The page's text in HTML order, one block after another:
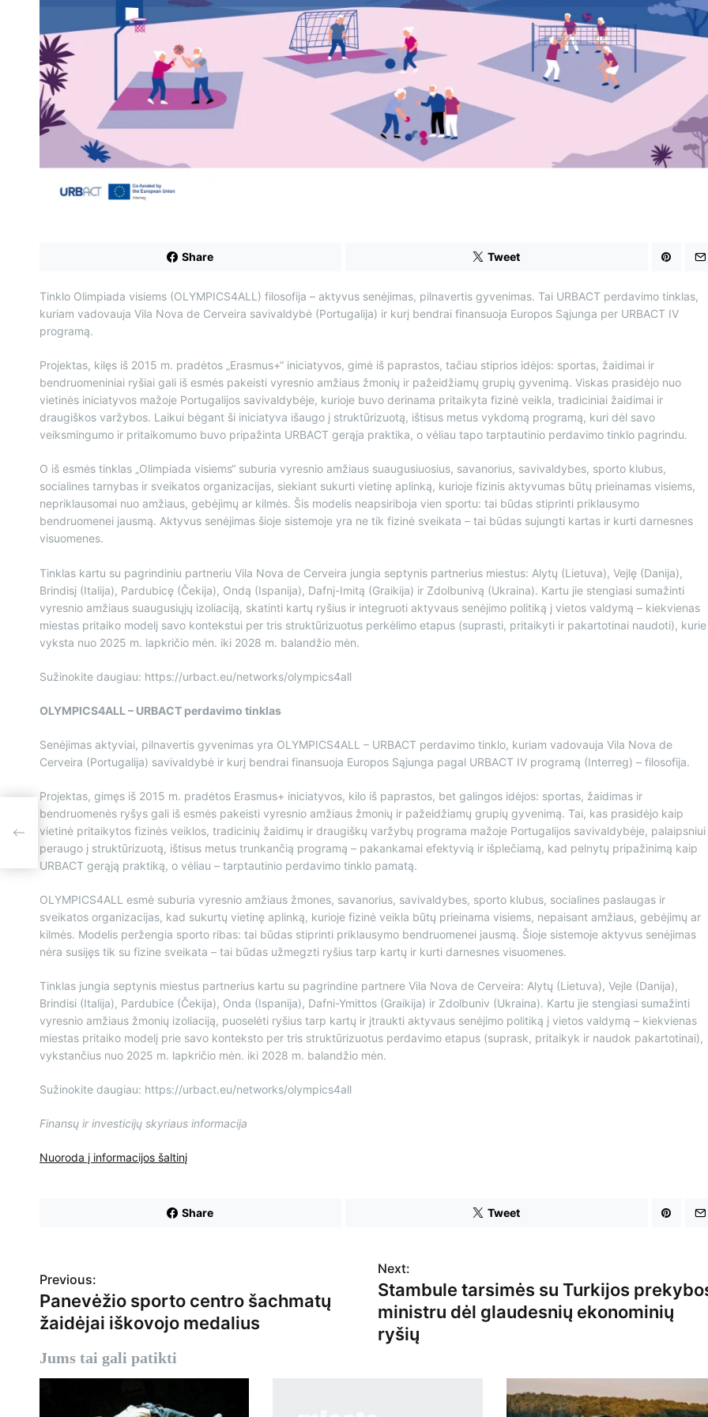
d
t
i
e
Share Tweet
Tinklo Olimpiada visiems (OLYMPICS4ALL) filosofija – aktyvus senėjimas, pilnavertis gyvenimas. Tai URBACT perdavimo tinklas,
kuriam vadovauja Vila Nova de Cerveira savivaldybė (Portugalija) ir kurį bendrai finansuoja Europos Sąjunga per URBACT IV
programą.
Projektas, kilęs iš 2015 m. pradėtos „Erasmus+“ iniciatyvos, gimė iš paprastos, tačiau stiprios idėjos: sportas, žaidimai ir
bendruomeniniai ryšiai gali iš esmės pakeisti vyresnio amžiaus žmonių ir pažeidžiamų grupių gyvenimą. Viskas prasidėjo nuo
vietinės iniciatyvos mažoje Portugalijos savivaldybėje, kurioje buvo derinama pritaikyta fizinė veikla, tradiciniai žaidimai ir
draugiškos varžybos. Laikui bėgant ši iniciatyva išaugo į struktūrizuotą, ištisus metus vykdomą programą, kuri dėl savo
veiksmingumo ir pritaikomumo buvo pripažinta URBACT gerąja praktika, o vėliau tapo tarptautinio perdavimo tinklo pagrindu.
O iš esmės tinklas „Olimpiada visiems“ suburia vyresnio amžiaus suaugusiuosius, savanorius, savivaldybes, sporto klubus,
socialines tarnybas ir sveikatos organizacijas, siekiant sukurti vietinę aplinką, kurioje fizinis aktyvumas būtų prieinamas visiems,
nepriklausomai nuo amžiaus, gebėjimų ar kilmės. Šis modelis neapsiriboja vien sportu: tai būdas stiprinti priklausymo
bendruomenei jausmą. Aktyvus senėjimas šioje sistemoje yra ne tik fizinė sveikata – tai būdas sujungti kartas ir kurti darnesnes
visuomenes.
Tinklas kartu su pagrindiniu partneriu Vila Nova de Cerveira jungia septynis partnerius miestus: Alytų (Lietuva), Vejlę (Danija),
Brindisį (Italija), Pardubicę (Čekija), Ondą (Ispanija), Dafnį-Imitą (Graikija) ir Zdolbunivą (Ukraina). Kartu jie stengiasi sumažinti
vyresnio amžiaus suaugusiųjų izoliaciją, skatinti kartų ryšius ir integruoti aktyvaus senėjimo politiką į vietos valdymą – kiekvienas
miestas pritaiko modelį savo kontekstui per tris struktūrizuotus perkėlimo etapus (suprasti, pritaikyti ir pakartotinai naudoti), kurie
vyksta nuo 2025 m. lapkričio mėn. iki 2028 m. balandžio mėn.
Sužinokite daugiau: https://urbact.eu/networks/olympics4all
OLYMPICS4ALL – URBACT perdavimo tinklas
Senėjimas aktyviai, pilnavertis gyvenimas yra OLYMPICS4ALL – URBACT perdavimo tinklo, kuriam vadovauja Vila Nova de
Cerveira (Portugalija) savivaldybė ir kurį bendrai finansuoja Europos Sąjunga pagal URBACT IV programą (Interreg) – filosofija.
Projektas, gimęs iš 2015 m. pradėtos Erasmus+ iniciatyvos, kilo iš paprastos, bet galingos idėjos: sportas, žaidimas ir
bendruomenės ryšys gali iš esmės pakeisti vyresnio amžiaus žmonių ir pažeidžiamų grupių gyvenimą. Tai, kas prasidėjo kaip
vietinė pritaikytos fizinės veiklos, tradicinių žaidimų ir draugiškų varžybų programa mažoje Portugalijos savivaldybėje, palaipsniui
peraugo į struktūrizuotą, ištisus metus trunkančią programą – pakankamai efektyvią ir išplečiamą, kad pelnytų pripažinimą kaip
URBACT gerąją praktiką, o vėliau – tarptautinio perdavimo tinklo pamatą.
OLYMPICS4ALL esmė suburia vyresnio amžiaus žmones, savanorius, savivaldybes, sporto klubus, socialines paslaugas ir
sveikatos organizacijas, kad sukurtų vietinę aplinką, kurioje fizinė veikla būtų prieinama visiems, nepaisant amžiaus, gebėjimų ar
kilmės. Modelis peržengia sporto ribas: tai būdas stiprinti priklausymo bendruomenei jausmą. Šioje sistemoje aktyvus senėjimas
nėra susijęs tik su fizine sveikata – tai būdas užmegzti ryšius tarp kartų ir kurti darnesnes visuomenes.
Tinklas jungia septynis miestus partnerius kartu su pagrindine partnere Vila Nova de Cerveira: Alytų (Lietuva), Vejle (Danija),
Brindisi (Italija), Pardubice (Čekija), Onda (Ispanija), Dafni-Ymittos (Graikija) ir Zdolbuniv (Ukraina). Kartu jie stengiasi sumažinti
vyresnio amžiaus žmonių izoliaciją, puoselėti ryšius tarp kartų ir įtraukti aktyvaus senėjimo politiką į vietos valdymą – kiekvienas
miestas pritaiko modelį prie savo konteksto per tris struktūrizuotus perdavimo etapus (suprask, pritaikyk ir naudok pakartotinai),
vykstančius nuo 2025 m. lapkričio mėn. iki 2028 m. balandžio mėn.
Sužinokite daugiau: https://urbact.eu/networks/olympics4all
Finansų ir investicijų skyriaus informacija
Nuoroda į informacijos šaltinį
Share Tweet
N
a
v
i
Previous:
Panevėžio sporto centro šachmatų
žaidėjai iškovojo medalius
Next:
Stambule tarsimės su Turkijos
ministru dėl glaudesnių ekonominių
ryšių
Jums tai gali patikti